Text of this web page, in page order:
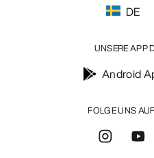
FOLGE UNS
DE
UNSERE APP
Android